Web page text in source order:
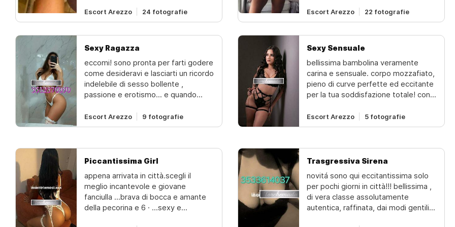
è pura passione, il mio corpo è
pronto a esaudire ogni tua fantasia.
Adoro il 69, i giochi lenti e intensi, e
quel lato B che non dimenticherai
vissuto con calma, sensualità e
senza limiti. Ti aspetto per un
incontro travolgente.
Escort Arezzo 24 fotografie Escort Arezzo 22 fotografie
Sexy Ragazza
eccomi! sono pronta per farti godere
come desideravi e lasciarti un ricordo
indelebile di sesso bollente ,
passione e erotismo... e quando
chi chiamare...ma intanto togliti lo
sfizio e vieni a scoprire tutto quello
farti espldere di goduria...ti sto già'
aspettando...️️️️
Escort Arezzo 9 fotografie
Sexy Sensuale
bellissima bambolina veramente
carina e sensuale. corpo mozzafiato,
pieno di curve perfette ed eccitante
per la tua soddisfazione totale! con
tranquillo e riservato. ti aspetto in
biancheria sexy e tacchi a..! una
vieni a divertirti con me vieni a
godere e farmi godere insieme a te...
soddisfare tutti i tuoi desideri... tutto
la giornata anche la sera ti aspettò..
preliminari lunghi e focosi, tutto da
provare, pelle vellutata.
Escort Arezzo 5 fotografie
Piccantissima Girl
appena arrivata in città.scegli il
meglio incantevole e giovane
fanciulla ...brava di bocca e amante
della pecorina e 6 · ...sexy e
Trasgressiva Sirena
novitá sono qui eccitantissima solo
per pochi giorni in città!!! bellissima ,
di vera classe assolutamente
autentica, raffinata, dai modi gentili,